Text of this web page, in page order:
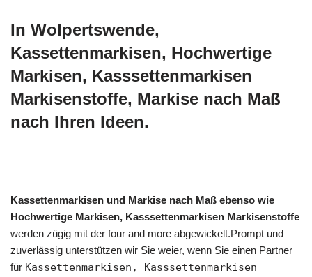
In Wolpertswende,
Kassettenmarkisen, Hochwertige
Markisen, Kasssettenmarkisen
Markisenstoffe, Markise nach Maß
nach Ihren Ideen.
Kassettenmarkisen und Markise nach Maß ebenso wie
Hochwertige Markisen, Kasssettenmarkisen Markisenstoffe
werden zügig mit der four and more abgewickelt.Prompt und
zuverlässig unterstützen wir Sie weier, wenn Sie einen Partner
für Kassettenmarkisen, Kasssettenmarkisen